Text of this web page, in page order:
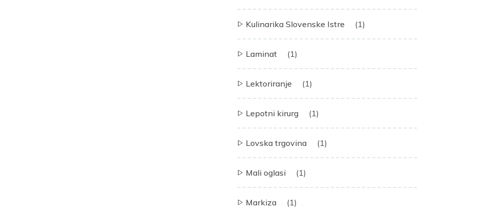
Kulinarika Slovenske Istre (1)
Laminat (1)
Lektoriranje (1)
Lepotni kirurg (1)
Lovska trgovina (1)
Mali oglasi (1)
Markiza (1)